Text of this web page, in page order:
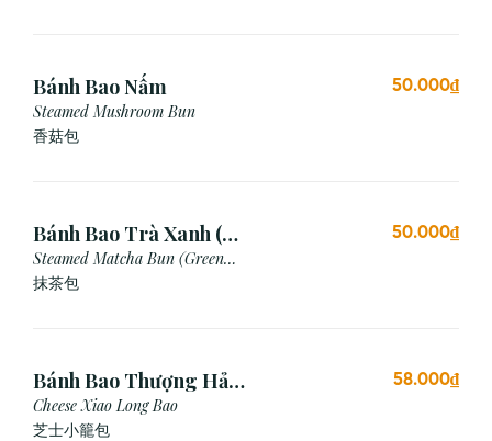
Bánh Bao Nấm
Steamed Mushroom Bun
香菇包
50.000₫
Bánh Bao Trà Xanh (3
Cái)
Steamed Matcha Bun (Green
Tea Bun)
抹茶包
50.000₫
Bánh Bao Thượng Hải
Phô Mai (3 Viên)
Cheese Xiao Long Bao
芝士小籠包
58.000₫